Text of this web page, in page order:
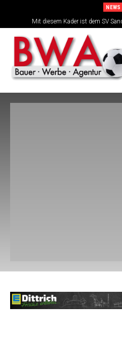
NEWS
Mit diesem Kader ist dem SV